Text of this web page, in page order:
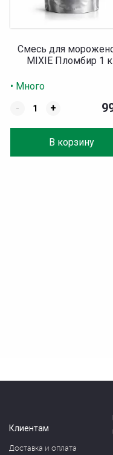
Смесь для
MIXIE Пломбир 1
• Много
-
+
В корзину
Клиентам
Доставка и оплата